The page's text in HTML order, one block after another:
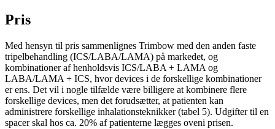
Pris
Med hensyn til pris sammenlignes Trimbow med den anden faste
tripelbehandling (ICS/LABA/LAMA) på markedet, og
kombinationer af henholdsvis ICS/LABA + LAMA og
LABA/LAMA + ICS, hvor devices i de forskellige kombinationer
er ens. Det vil i nogle tilfælde være billigere at kombinere flere
forskellige devices, men det forudsætter, at patienten kan
administrere forskellige inhalationsteknikker (tabel 5). Udgifter til en
spacer skal hos ca. 20% af patienterne lægges oveni prisen.